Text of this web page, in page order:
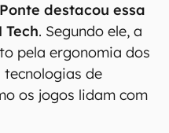
destacou essa
Tech. Segundo ele, a
pela ergonomia dos
de
os jogos lidam com